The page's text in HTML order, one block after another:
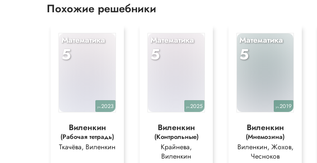
Похожие решебники
Математика
5
уч.2023
Виленкин
(Рабочая тетрадь)
Ткачёва, Виленкин
Математика
5
уч.2025
Виленкин
(Контрольные)
Крайнева,
Виленкин
Математика
5
уч.2019
Виленкин
(Мнемозина)
Виленкин, Жохов,
Чесноков